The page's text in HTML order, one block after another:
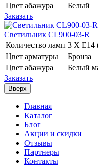
Цвет абажура
Белый
Заказать
Светильник CL900-03-R
Количество ламп 3 Х E14
Цвет арматуры
Бронза
Цвет абажура
Белый
Заказать
Вверх
Главная
Каталог
Блог
Акции и скидки
Отзывы
Партнеры
Контакты